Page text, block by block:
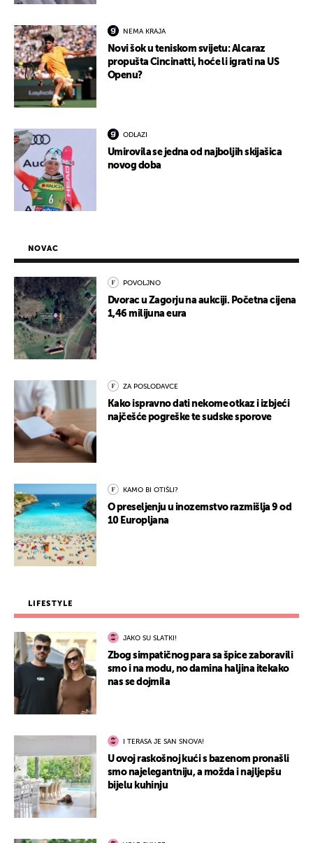
NEMA KRAJA
Novi šok u teniskom svijetu: Alcaraz
propušta Cincinatti, hoće li igrati na US
Openu?
ODLAZI
Umirovila se jedna od najboljih skijašica
novog doba
NOVAC
POVOLJNO
Dvorac u Zagorju na aukciji. Početna cijena
1,46 milijuna eura
ZA POSLODAVCE
Kako ispravno dati nekome otkaz i izbjeći
najčešće pogreške te sudske sporove
KAMO BI OTIŠLI?
O preseljenju u inozemstvo razmišlja 9 od
10 Europljana
LIFESTYLE
JAKO SU SLATKI!
Zbog simpatičnog para sa špice zaboravili
smo i na modu, no damina haljina itekako
nas se dojmila
I TERASA JE SAN SNOVA!
U ovoj raskošnoj kući s bazenom pronašli
smo najelegantniju, a možda i najljepšu
bijelu kuhinju